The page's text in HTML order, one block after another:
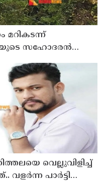
മറികടന്ന്
സഹോദരന്‍
അധികൃതര്‍
വെല്ലുവിളിച്ച്
പാർട്ടി